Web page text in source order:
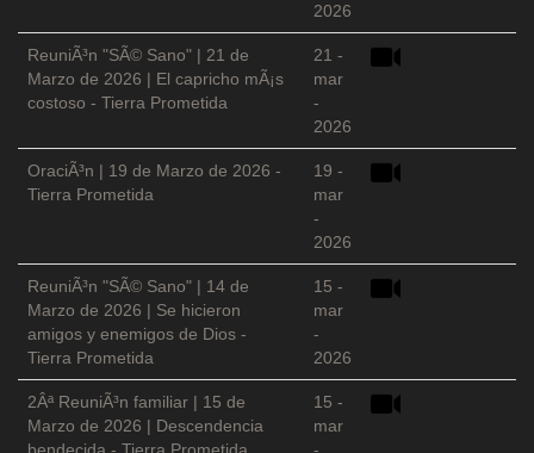
2026
ReuniÃ³n "SÃ© Sano" | 21 de
Marzo de 2026 | El capricho mÃ¡s
costoso - Tierra Prometida
21 -
mar
-
2026
OraciÃ³n | 19 de Marzo de 2026 -
Tierra Prometida
19 -
mar
-
2026
ReuniÃ³n "SÃ© Sano" | 14 de
Marzo de 2026 | Se hicieron
amigos y enemigos de Dios -
Tierra Prometida
15 -
mar
-
2026
2Âª ReuniÃ³n familiar | 15 de
Marzo de 2026 | Descendencia
15 -
mar